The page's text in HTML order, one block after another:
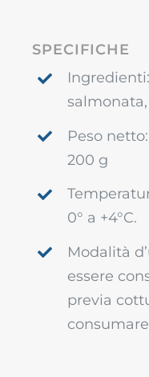
SPECIFICHE
Peso
200 g
0° a +4°C.
Modalità
essere
previa